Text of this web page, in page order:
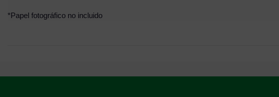
*Papel fotográfico no incluido